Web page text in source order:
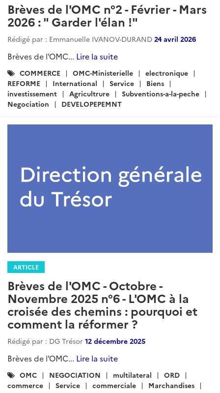
Brèves de l'OMC n°2 - Février - Mars
2026 : " Garder l'élan !"
Rédigé par : Emmanuelle IVANOV-DURAND 24 avril 2026
Brèves de l'OMC... Lire la suite
Catégories
:
COMMERCE OMC-Ministerielle
electronique
REFORME
International Service
Biens
investissement
Agricultrure
Subventions-a-la-peche
Negociation
DEVELOPEPEMNT
ARTICLE
Brèves de l'OMC - Octobre -
Novembre 2025 n°6 - L'OMC à la
croisée des chemins : pourquoi et
comment la réformer ?
Rédigé par : DG Trésor 12 décembre 2025
Brèves de l'OMC... Lire la suite
Catégories
:
OMC NEGOCIATION multilateral
ORD
commerce
Service commerciale
Marchandises